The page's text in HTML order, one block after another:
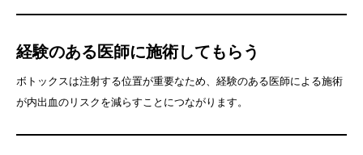
経験のある医師に施術してもらう
ボトックスは注射する位置が重要なため、経験のある医師による施術
が内出血のリスクを減らすことにつながります。